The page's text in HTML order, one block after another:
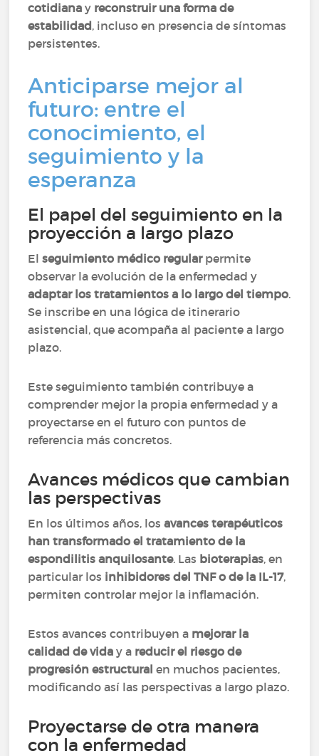
cotidiana y reconstruir una forma de
estabilidad, incluso en presencia de síntomas
persistentes.
Anticiparse mejor al
futuro: entre el
conocimiento, el
seguimiento y la
esperanza
El papel del seguimiento en la
proyección a largo plazo
Elseguimiento médico regularpermite
observar la evolución de la enfermedad y
adaptar los tratamientos a lo largo del tiempo.
Se inscribe en una lógica de itinerario
asistencial, que acompaña al paciente a largo
plazo.
Este seguimiento también contribuye a
comprender mejor la propia enfermedad y a
proyectarse en el futuro con puntos de
referencia más concretos.
Avances médicos que cambian
las perspectivas
En los últimos años, losavances terapéuticos
han transformado el tratamiento de la
espondilitis anquilosante. Las bioterapias, en
particular los inhibidores del TNF o de la IL-17,
permiten controlar mejor la inflamación.
Estos avances contribuyen a mejorar la
calidad de vida y a reducir el riesgo de
progresión estructuralen muchos pacientes,
modificando así las perspectivas a largo plazo.
Proyectarse de otra manera
con la enfermedad